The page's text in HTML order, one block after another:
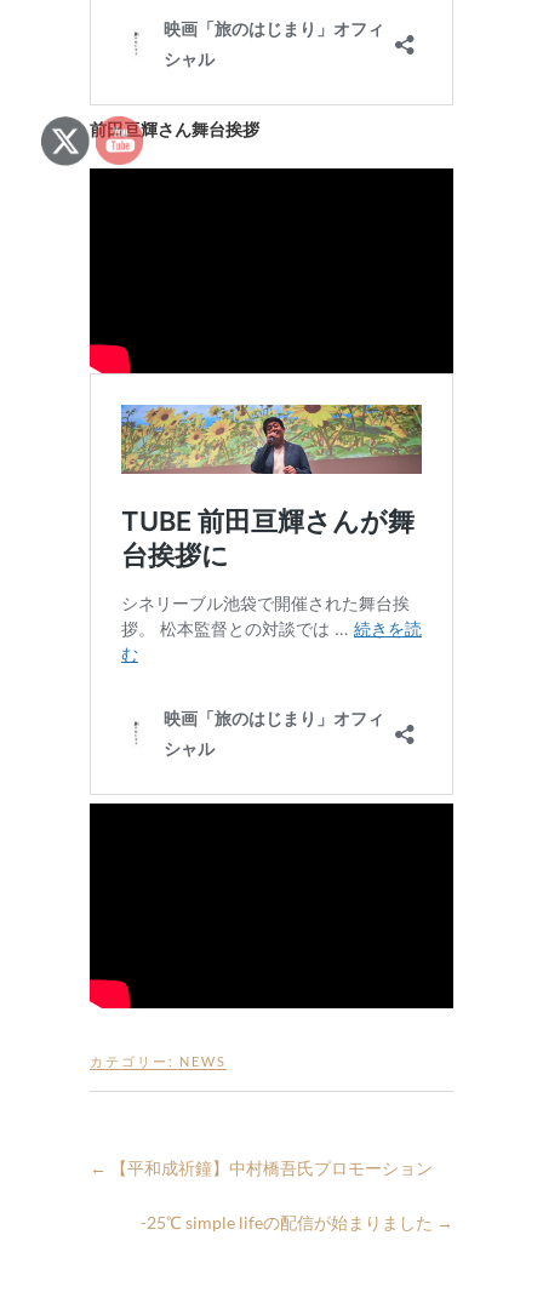
前田亘輝さん舞台挨拶
カテゴリー: NEWS
← 【平和成祈鐘】中村橋吾氏プロモーション
-25℃ simple lifeの配信が始まりました →